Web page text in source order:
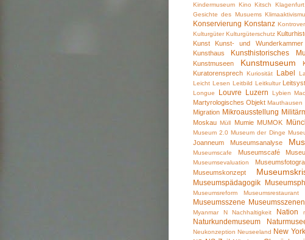
Kindermuseum Kino Kitsch Klagenfurt
Gesichte des Musuems
Konservierung Konstanz
Kulturgüter Kulturgüterschutz
Kunst Kunst- und Wunderkammer
Kunsthaus
Kunsthistorisches
Kunstmuseen
Kunstmuseum
Kuratorensprech Kuriosität Label
Leicht Lesen Leitbild Leitkultur
Longue Louvre Luzern Lybien
Martyrologisches Objekt Mauthausen
Migration Mikroausstellung
Moskau Müll Mumie MUMOK
Museum 2.0 Museum der Dinge
Joanneum
Museumsanalyse
Museumscafe Museumscafé
Museumsevaluation
Museumskonzept
Museumspädagogik
Museumsreform
Museumsrestaurant
Museumsszene Museumsszenen
Myanmar
N Nachhaltigkeit Nation
Naturkundemuseum
Neukonzeption Neuseeland New York